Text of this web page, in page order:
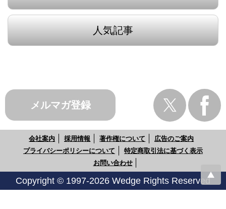
人気記事
メルマガ登録
会社案内 採用情報 著作権について
広告のご案内
プライバシーポリシーについて
特定商取引法に基づく表示
お問い合わせ
Copyright © 1997-2026 Wedge Rights Reserved